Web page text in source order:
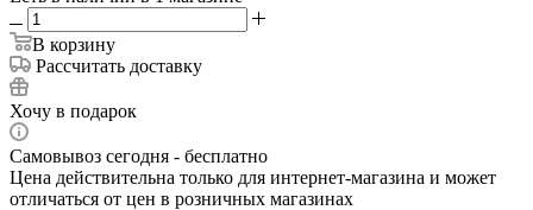
В корзину
Рассчитать доставку
Хочу в подарок
Самовывоз сегодня - бесплатно
Цена действительна только для интернет-магазина и может
отличаться от цен в розничных магазинах